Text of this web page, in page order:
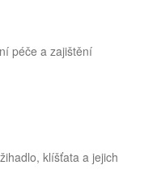
péče a zajištění
klíšťata a jejich